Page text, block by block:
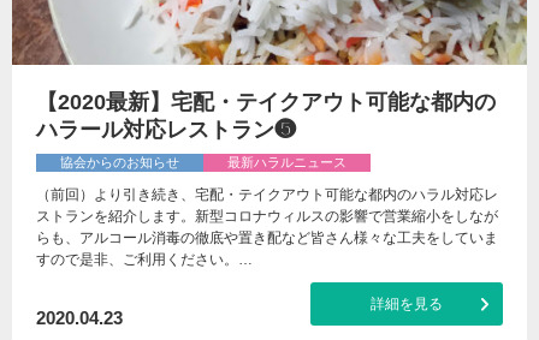
【2020最新】宅配・テイクアウト可能な都内の
ハラール対応レストラン❺
協会からのお知らせ 最新ハラルニュース
（前回）より引き続き、宅配・テイクアウト可能な都内のハラル対応レ
ストランを紹介します。新型コロナウィルスの影響で営業縮小をしなが
らも、アルコール消毒の徹底や置き配など皆さん様々な工夫をしていま
すので是非、ご利用ください。…
2020.04.23
詳細を見る